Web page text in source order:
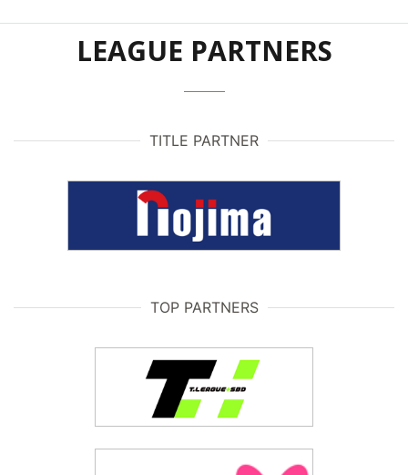
LEAGUE PARTNERS
TITLE PARTNER
TOP PARTNERS